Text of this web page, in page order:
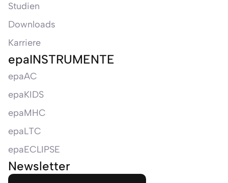
Studien
Downloads
Karriere
epaINSTRUMENTE
epaAC
epaKIDS
epaMHC
epaLTC
epaECLIPSE
Newsletter